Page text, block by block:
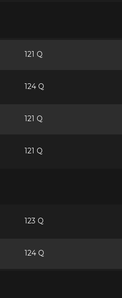
121 Q
124 Q
121 Q
121 Q
123 Q
124 Q